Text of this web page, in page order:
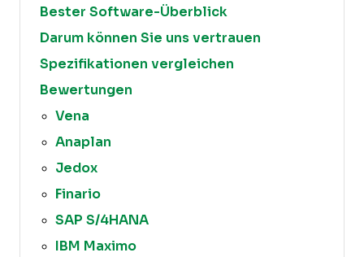
Bester Software-Überblick
Darum können Sie uns vertrauen
Spezifikationen vergleichen
Bewertungen
Vena
Anaplan
Jedox
Finario
SAP S/4HANA
IBM Maximo